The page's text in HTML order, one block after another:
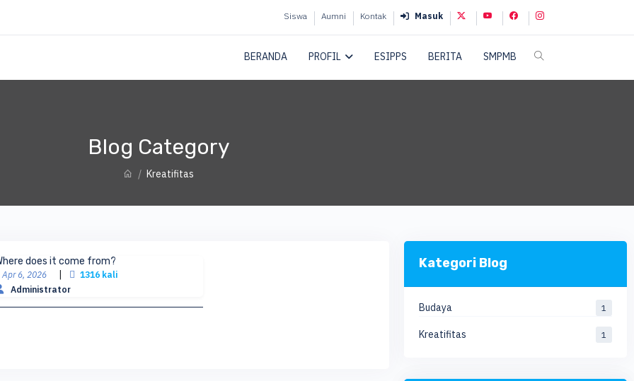
Siswa Aumni Kontak Masuk
BERANDA PROFIL ESIPPS BERITA SMPMB
Blog Category
Kreatifitas
does it come from?
Apr 6, 2026 |
1316 kali
Administrator
Kategori Blog
Budaya 1
Kreatifitas 1